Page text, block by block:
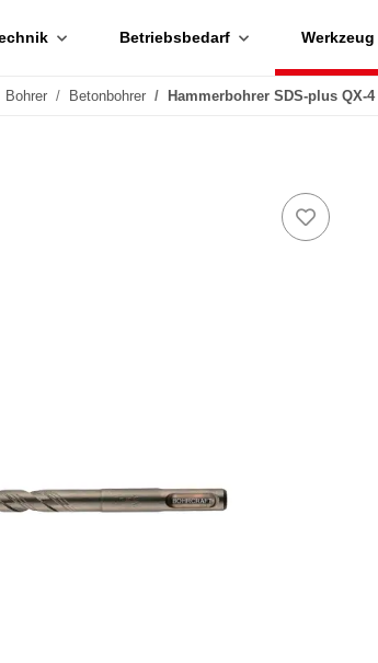
Betriebsbedarf Werkzeug
Bohrer Betonbohrer Hammerbohrer SDS-plus QX-